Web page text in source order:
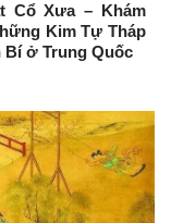
Cổ Xưa – Khám
Kim Tự Tháp
Bí ở Trung Quốc